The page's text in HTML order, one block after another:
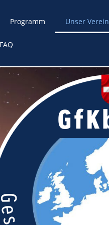
Programm Unser Verein